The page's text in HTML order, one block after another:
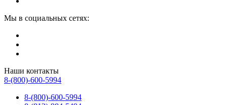
Мы в социальных сетях:
Наши контакты
8-(800)-600-5994
8-(800)-600-5994